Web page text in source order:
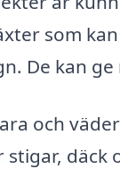
som
De kan ge
och
däck